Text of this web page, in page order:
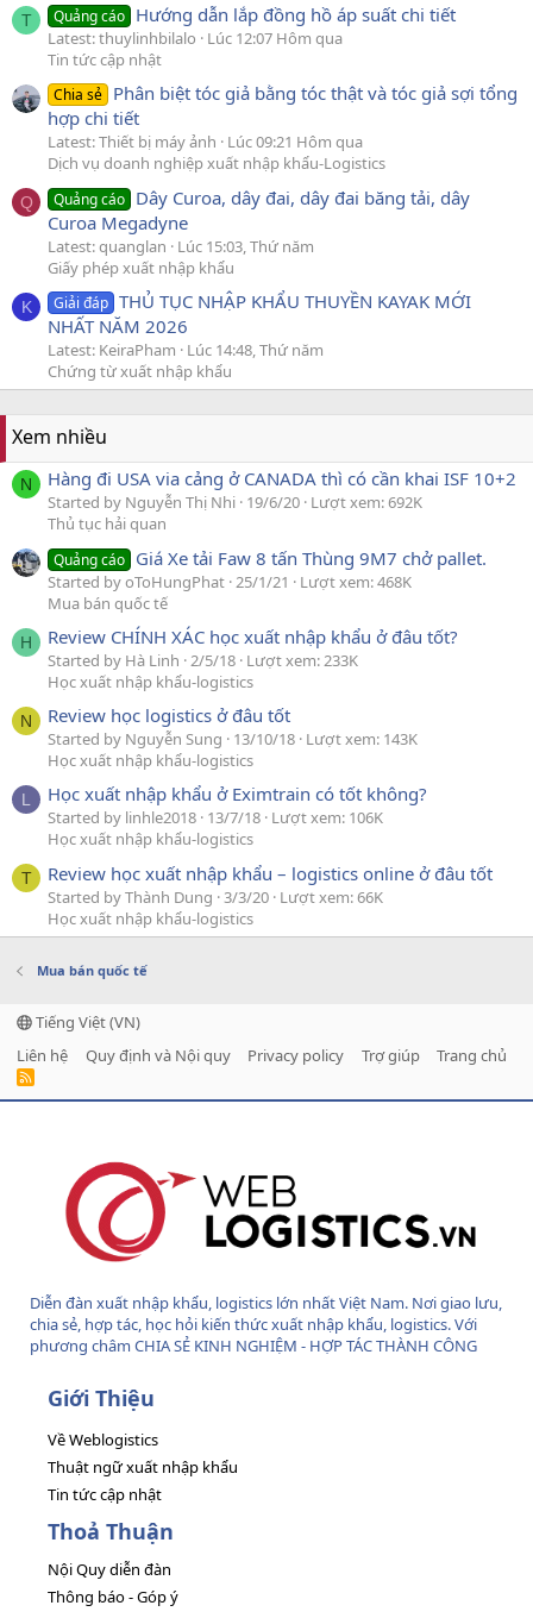
T Quảng cáo Hướng dẫn lắp đồng hồ áp suất chi tiết
Latest: thuylinhbilalo
Lúc 12:07 Hôm qua
Tin tức cập nhật
Chia sẻ Phân biệt tóc giả bằng tóc thật và tóc giả sợi tổng
hợp chi tiết
Latest: Thiết bị máy ảnh
Lúc 09:21 Hôm qua
Dịch vụ doanh nghiệp xuất nhập khẩu-Logistics
Q Quảng cáo Dây Curoa, dây đai, dây đai băng tải, dây
Curoa Megadyne
Latest: quanglan
Lúc 15:03, Thứ năm
Giấy phép xuất nhập khẩu
K Giải đáp THỦ TỤC NHẬP KHẨU THUYỀN KAYAK MỚI
NHẤT NĂM 2026
Latest: KeiraPham
Lúc 14:48, Thứ năm
Chứng từ xuất nhập khẩu
Xem nhiều
N Hàng đi USA via cảng ở CANADA thì có cần khai ISF 10+2
Started by Nguyễn Thị Nhi 19/6/20 Lượt xem: 692K
Thủ tục hải quan
Quảng cáo Giá Xe tải Faw 8 tấn Thùng 9M7 chở pallet.
Started by oToHungPhat 25/1/21
Lượt xem: 468K
Mua bán quốc tế
H Review CHÍNH XÁC học xuất nhập khẩu ở đâu tốt?
Started by Hà Linh 2/5/18 Lượt xem: 233K
Học xuất nhập khẩu-logistics
N Review học logistics ở đâu tốt
Started by Nguyễn Sung 13/10/18 Lượt xem: 143K
Học xuất nhập khẩu-logistics
L Học xuất nhập khẩu ở Eximtrain có tốt không?
Started by linhle2018 13/7/18 Lượt xem: 106K
Học xuất nhập khẩu-logistics
T Review học xuất nhập khẩu – logistics online ở đâu tốt
Started by Thành Dung 3/3/20 Lượt xem: 66K
Học xuất nhập khẩu-logistics
Mua bán quốc tế
Tiếng Việt (VN)
Liên hệ
Quy định và Nội quy Privacy policy Trợ giúp Trang chủ
R
Diễn đàn xuất nhập khẩu, logistics lớn nhất Việt Nam. Nơi giao lưu,
chia sẻ, hợp tác, học hỏi kiến thức xuất nhập khẩu, logistics. Với
phương châm CHIA SẺ KINH NGHIỆM - HỢP TÁC THÀNH CÔNG
Giới Thiệu
Về Weblogistics
Thuật ngữ xuất nhập khẩu
Tin tức cập nhật
Thoả Thuận
Nội Quy diễn đàn
Thông báo - Góp ý